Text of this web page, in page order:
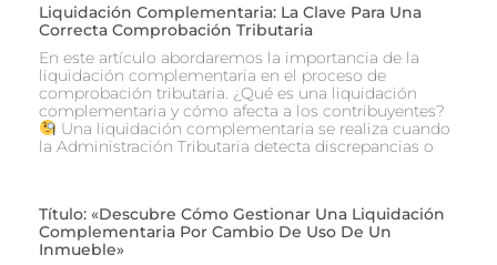
Liquidación Complementaria: La Clave Para Una
Correcta Comprobación Tributaria
En este artículo abordaremos la importancia de la
liquidación complementaria en el proceso de
comprobación tributaria. ¿Qué es una liquidación
complementaria y cómo afecta a los contribuyentes?
Una liquidación complementaria se realiza cuando
la Administración Tributaria detecta discrepancias o
Título: «Descubre Cómo Gestionar Una Liquidación
Complementaria Por Cambio De Uso De Un
Inmueble»